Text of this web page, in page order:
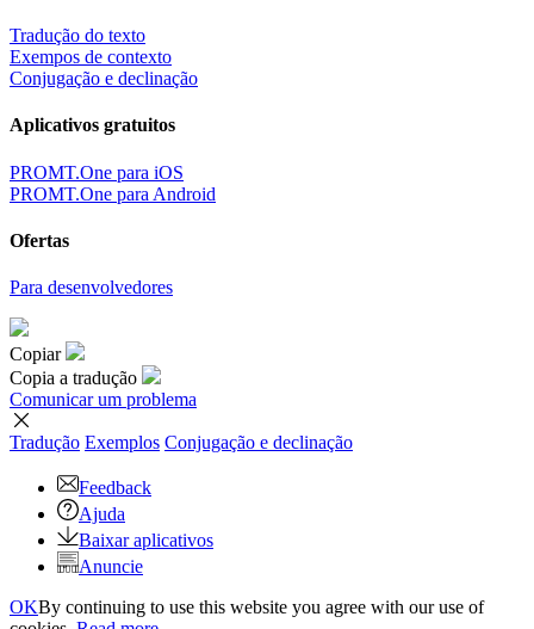
Tradução do texto
Exempos de contexto
Conjugação e declinação
Aplicativos gratuitos
PROMT.One para iOS
PROMT.One para Android
Ofertas
Para desenvolvedores
Copiar
Copia a tradução
Comunicar um problema
Tradução Exemplos Conjugação e declinação
Feedback
Ajuda
Baixar aplicativos
Anuncie
OKBy continuing to use this website you agree with our use of